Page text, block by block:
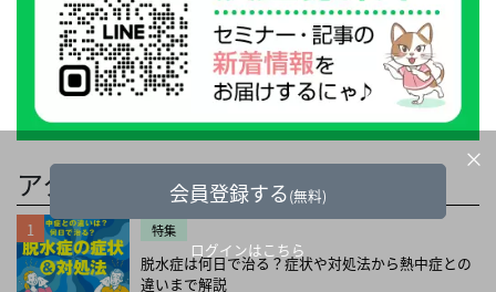
アクセスランキング
1 特集
脱水症は何日で治る？症状や対処法から熱中症との
違いまで解説
×
会員登録する(無料)
ログインはこちら